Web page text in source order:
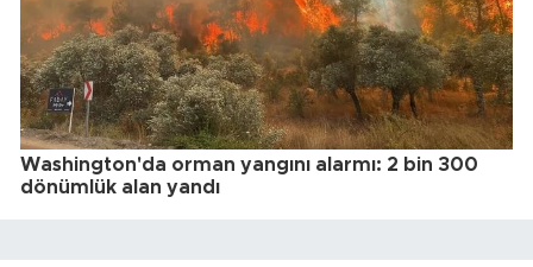
Washington'da orman yangını alarmı: 2 bin 300
dönümlük alan yandı